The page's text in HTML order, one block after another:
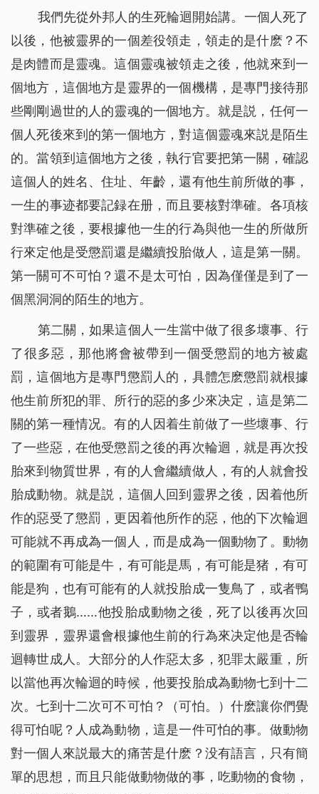
我們先從外邦人的生死輪迴開始講。一個人死了
以後，他被靈界的一個差役領走，領走的是什麽？不
是肉體而是靈魂。這個靈魂被領走之後，他就來到一
個地方，這個地方是靈界的一個機構，是專門接待那
些剛剛過世的人的靈魂的一個地方。就是説，任何一
個人死後來到的第一個地方，對這個靈魂來説是陌生
的。當領到這個地方之後，執行官要把第一關，確認
這個人的姓名、住址、年齡，還有他生前所做的事，
一生的事迹都要記録在册，而且要核對準確。各項核
對準確之後，要根據他一生的行為與他一生的所做所
行來定他是受懲罰還是繼續投胎做人，這是第一關。
第一關可不可怕？還不是太可怕，因為僅僅是到了一
個黑洞洞的陌生的地方。
第二關，如果這個人一生當中做了很多壞事、行
了很多惡，那他將會被帶到一個受懲罰的地方被處
罰，這個地方是專門懲罰人的，具體怎麽懲罰就根據
他生前所犯的罪、所行的惡的多少來决定，這是第二
關的第一種情况。有的人因着生前做了一些壞事、行
了一些惡，在他受懲罰之後的再次輪迴，就是再次投
胎來到物質世界，有的人會繼續做人，有的人就會投
胎成動物。就是説，這個人回到靈界之後，因着他所
作的惡受了懲罰，更因着他所作的惡，他的下次輪迴
可能就不再成為一個人，而是成為一個動物了。動物
的範圍有可能是牛，有可能是馬，有可能是猪，有可
能是狗，也有可能有的人就投胎成一隻鳥了，或者鴨
子，或者鵝……他投胎成動物之後，死了以後再次回
到靈界，靈界還會根據他生前的行為來决定他是否輪
迴轉世成人。大部分的人作惡太多，犯罪太嚴重，所
以當他再次輪迴的時候，他要投胎成為動物七到十二
次。七到十二次可不可怕？（可怕。）什麽讓你們覺
得可怕呢？人成為動物，這是一件可怕的事。做動物
對一個人來説最大的痛苦是什麽？没有語言，只有簡
單的思想，而且只能做動物做的事，吃動物的食物，